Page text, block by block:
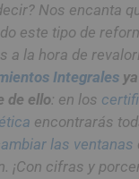
Nos encanta
este tipo de
a la hora de
Integrales
de ello: en los
encontrarás
las ventanas
¡Con cifras y